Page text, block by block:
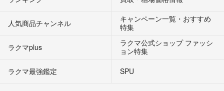
人気商品チャンネル
キャンペーン一覧・おすすめ
特集
ラクマplus
ラクマ公式ショップ ファッシ
ョン特集
ラクマ最強鑑定
SPU